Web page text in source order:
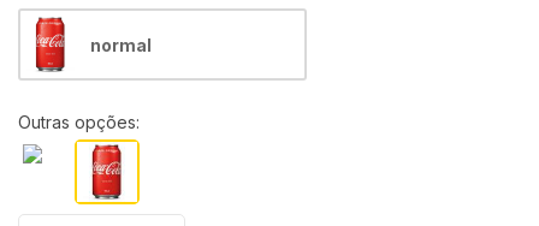
normal
Outras opções: